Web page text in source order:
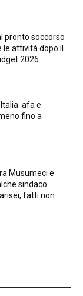
pronto soccorso
le attività dopo il
2026
afa e
fino a
Musumeci e
sindaco
fatti non